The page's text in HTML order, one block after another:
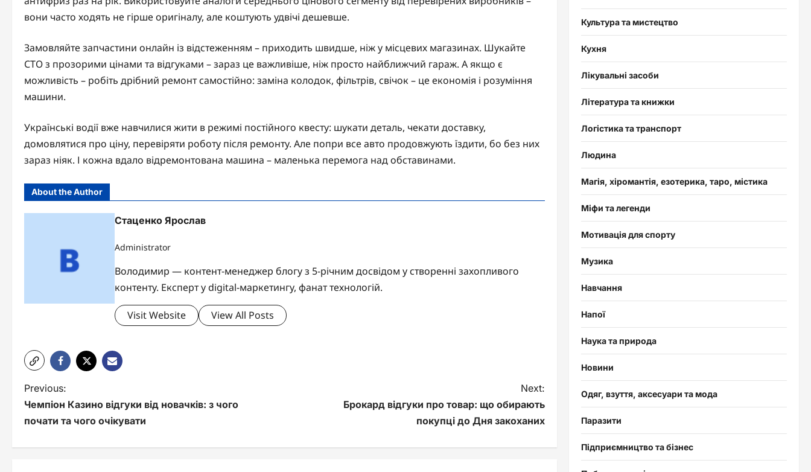
вони часто ходять не гірше оригіналу, але коштують удвічі дешевше.
Замовляйте запчастини онлайн із відстеженням – приходить швидше, ніж у місцевих магазинах. Шукайте
СТО з прозорими цінами та відгуками – зараз це важливіше, ніж просто найближчий гараж. А якщо є
можливість – робіть дрібний ремонт самостійно: заміна колодок, фільтрів, свічок – це економія і розуміння
машини.
Українські водії вже навчилися жити в режимі постійного квесту: шукати деталь, чекати доставку,
домовлятися про ціну, перевіряти роботу після ремонту. Але попри все авто продовжують їздити, бо без них
зараз ніяк. І кожна вдало відремонтована машина – маленька перемога над обставинами.
About the Author
Стаценко Ярослав
Administrator
Володимир — контент-менеджер блогу з 5-річним досвідом у створенні захопливого
контенту. Експерт у digital-маркетингу, фанат технологій.
Visit Website View All Posts
P
o
Previous:
Чемпіон Казино відгуки від новачків: з чого
почати та чого очікувати
Next:
Брокард відгуки про товар: що обирають
покупці до Дня закоханих
Культура та мистецтво
Кухня
Лікувальні засоби
Література та книжки
Логістика та транспорт
Людина
Магія, хіромантія, езотерика, таро, містика
Міфи та легенди
Мотивація для спорту
Музика
Навчання
Напої
Наука та природа
Новини
Одяг, взуття, аксесуари та мода
Паразити
Підприємництво та бізнес